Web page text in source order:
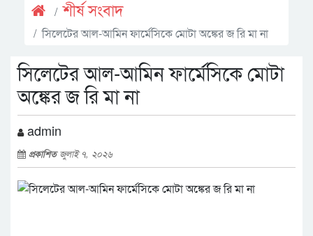
শীর্ষ সংবাদ
সিলেটের আল-আমিন ফার্মেসিকে মোটা অঙ্কের জ রি মা না
সিলেটের আল-আমিন ফার্মেসিকে মোটা
অঙ্কের জ রি মা না
admin
প্রকাশিতজুলাই ৭, ২০২৬